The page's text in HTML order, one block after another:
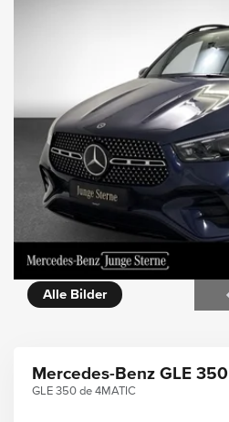
360° Außenansicht
Alle Bilder
Mercedes-Benz GLE 350
GLE 350 de 4MATIC